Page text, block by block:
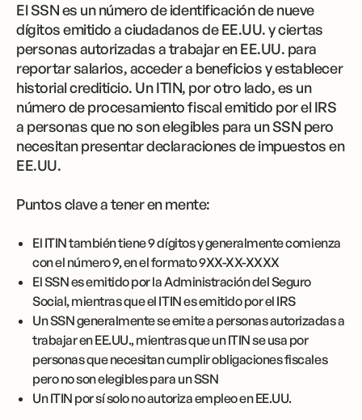
El SSN es un número de identificación de nueve
dígitos emitido a ciudadanos de EE.UU. y ciertas
personas autorizadas a trabajar en EE.UU. para
reportar salarios, acceder a beneficios y establecer
historial crediticio. Un ITIN, por otro lado, es un
número de procesamiento fiscal emitido por el IRS
a personas que no son elegibles para un SSN pero
necesitan presentar declaraciones de impuestos en
EE.UU.
Puntos clave a tener en mente:
El ITIN también tiene 9 dígitos y generalmente comienza
con el número 9, en el formato 9XX-XX-XXXX
El SSN es emitido por la Administración del Seguro
Social, mientras que el ITIN es emitido por el IRS
Un SSN generalmente se emite a personas autorizadas a
trabajar en EE.UU., mientras que un ITIN se usa por
personas que necesitan cumplir obligaciones fiscales
pero no son elegibles para un SSN
Un ITIN por sí solo no autoriza empleo en EE.UU.